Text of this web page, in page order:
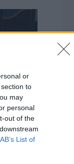
or
to
may
personal
out of the
List of